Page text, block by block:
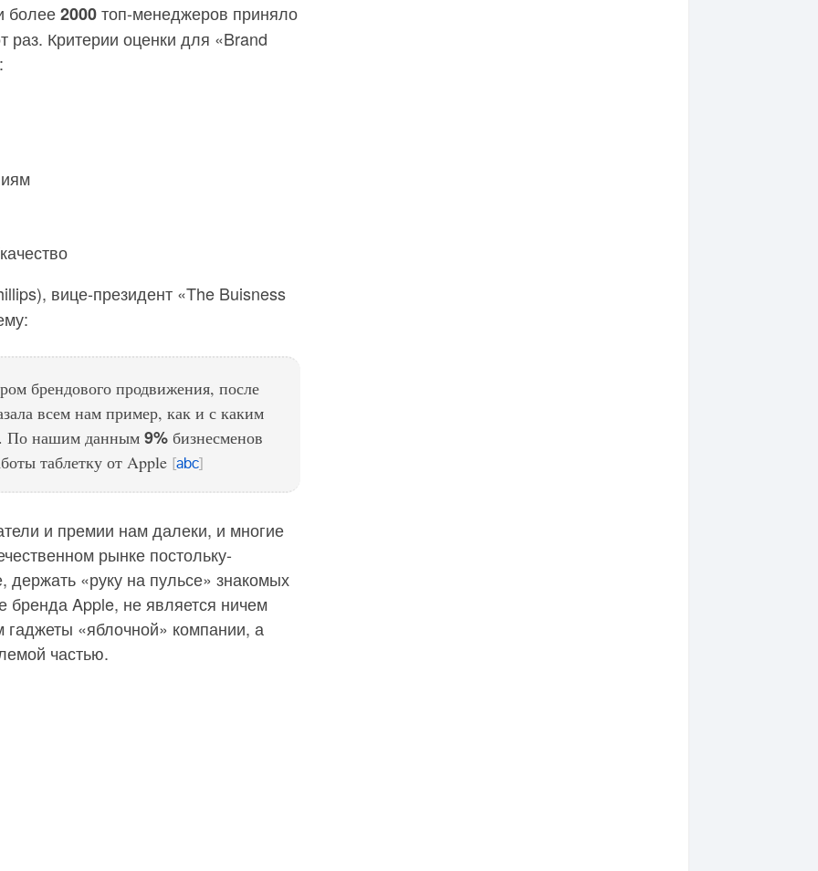
более2000топ-менеджеров приняло
раз. Критерии оценки для «Brand
вице-президент «The Buisness
брендового продвижения, после
всем нам пример, как и с каким
По нашим данным 9% бизнесменов
таблетку от Apple
abc
и премии нам далеки, и многие
рынке постольку-
держать «руку на пульсе» знакомых
Apple, не является ничем
«яблочной» компании, а
частью.